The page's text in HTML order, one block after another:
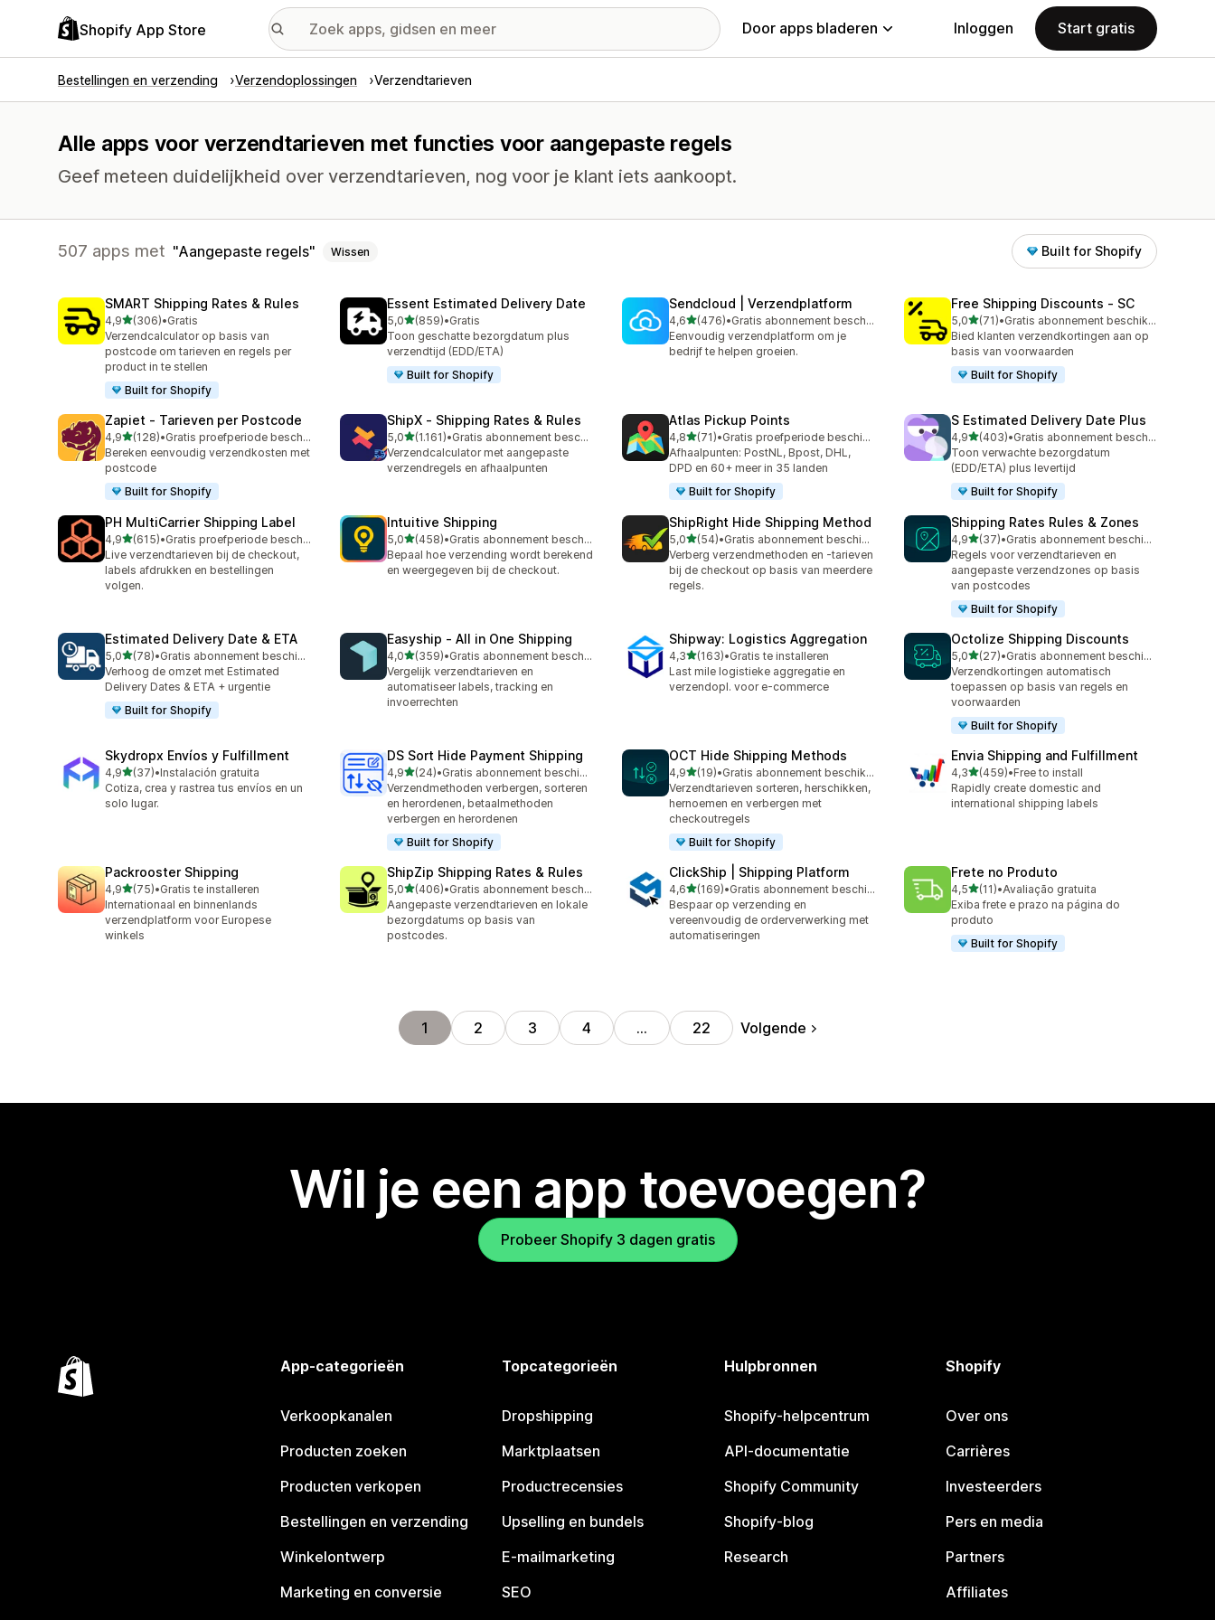
Shopify App Store Door apps bladeren Inloggen Start gratis
Bestellingen en verzending Verzendoplossingen Verzendtarieven
Alle apps voor verzendtarieven met functies voor aangepaste regels
Geef meteen duidelijkheid over verzendtarieven, nog voor je klant iets aankoopt.
507 apps met Aangepaste regels Wissen Built for Shopify
SMART Shipping Rates & Rules
4,9van 5 sterren
(306)
306 recensies in totaal
•Gratis
Verzendcalculator op basis van
postcode om tarieven en regels per
product in te stellen
Built for Shopify
Essent Estimated Delivery Date
5,0van 5 sterren
(859)
859 recensies in totaal
•Gratis
Toon geschatte bezorgdatum plus
verzendtijd (EDD/ETA)
Built for Shopify
Sendcloud | Verzendplatform
4,6van 5 sterren
(476)
476 recensies in totaal
•
Gratis abonnement beschikbaar
Eenvoudig verzendplatform om je
bedrijf te helpen groeien.
Free Shipping Discounts ‑ SC
5,0van 5 sterren
(71)
71 recensies in totaal
•
Gratis abonnement beschikbaar
Bied klanten verzendkortingen aan op
basis van voorwaarden
Built for Shopify
Zapiet ‑ Tarieven per Postcode
4,9van 5 sterren
(128)
128 recensies in totaal
•
Gratis proefperiode beschikbaar
Bereken eenvoudig verzendkosten met
postcode
Built for Shopify
ShipX ‑ Shipping Rates & Rules
5,0van 5 sterren
(1.161)
1161 recensies in totaal
•
Gratis abonnement beschikbaar
Verzendcalculator met aangepaste
verzendregels en afhaalpunten
Atlas Pickup Points
4,8van 5 sterren
(71)
71 recensies in totaal
•
Gratis proefperiode beschikbaar
Afhaalpunten: PostNL, Bpost, DHL,
DPD en 60+ meer in 35 landen
Built for Shopify
S Estimated Delivery Date Plus
4,9van 5 sterren
(403)
403 recensies in totaal
•
Gratis abonnement beschikbaar
Toon verwachte bezorgdatum
(EDD/ETA) plus levertijd
Built for Shopify
PH MultiCarrier Shipping Label
4,9van 5 sterren
(615)
615 recensies in totaal
•
Gratis proefperiode beschikbaar
Live verzendtarieven bij de checkout,
labels afdrukken en bestellingen
volgen.
Intuitive Shipping
5,0van 5 sterren
(458)
458 recensies in totaal
•
Gratis abonnement beschikbaar
Bepaal hoe verzending wordt berekend
en weergegeven bij de checkout.
ShipRight Hide Shipping Method
5,0van 5 sterren
(54)
54 recensies in totaal
•
Gratis abonnement beschikbaar
Verberg verzendmethoden en -tarieven
bij de checkout op basis van meerdere
regels.
Shipping Rates Rules & Zones
4,9van 5 sterren
(37)
37 recensies in totaal
•
Gratis abonnement beschikbaar
Regels voor verzendtarieven en
aangepaste verzendzones op basis
van postcodes
Built for Shopify
Estimated Delivery Date & ETA
5,0van 5 sterren
(78)
78 recensies in totaal
•
Gratis abonnement beschikbaar
Verhoog de omzet met Estimated
Delivery Dates & ETA + urgentie
Built for Shopify
Easyship ‑ All in One Shipping
4,0van 5 sterren
(359)
359 recensies in totaal
•
Gratis abonnement beschikbaar
Vergelijk verzendtarieven en
automatiseer labels, tracking en
invoerrechten
Shipway: Logistics Aggregation
4,3van 5 sterren
(163)
163 recensies in totaal
•Gratis te installeren
Last mile logistieke aggregatie en
verzendopl. voor e-commerce
Octolize Shipping Discounts
5,0van 5 sterren
(27)
27 recensies in totaal
•
Gratis abonnement beschikbaar
Verzendkortingen automatisch
toepassen op basis van regels en
voorwaarden
Built for Shopify
Skydropx Envíos y Fulfillment
4,9van 5 sterren
(37)
37 recensies in totaal
•Instalación gratuita
Cotiza, crea y rastrea tus envíos en un
solo lugar.
DS Sort Hide Payment Shipping
4,9van 5 sterren
(24)
24 recensies in totaal
•
Gratis abonnement beschikbaar
Verzendmethoden verbergen, sorteren
en herordenen, betaalmethoden
verbergen en herordenen
Built for Shopify
OCT Hide Shipping Methods
4,9van 5 sterren
(19)
19 recensies in totaal
•
Gratis abonnement beschikbaar
Verzendtarieven sorteren, herschikken,
hernoemen en verbergen met
checkoutregels
Built for Shopify
Envia Shipping and Fulfillment
4,3van 5 sterren
(459)
459 recensies in totaal
•Free to install
Rapidly create domestic and
international shipping labels
Packrooster Shipping
4,9van 5 sterren
(75)
75 recensies in totaal
•Gratis te installeren
Internationaal en binnenlands
verzendplatform voor Europese
winkels
ShipZip Shipping Rates & Rules
5,0van 5 sterren
(406)
406 recensies in totaal
•
Gratis abonnement beschikbaar
Aangepaste verzendtarieven en lokale
bezorgdatums op basis van
postcodes.
ClickShip | Shipping Platform
4,6van 5 sterren
(169)
169 recensies in totaal
•
Gratis abonnement beschikbaar
Bespaar op verzending en
vereenvoudig de orderverwerking met
automatiseringen
Frete no Produto
4,5van 5 sterren
(11)
11 recensies in totaal
•Avaliação gratuita
Exiba frete e prazo na página do
produto
Built for Shopify
1 2 3 4 … 22 Volgende
Wil je een app toevoegen?
Probeer Shopify 3 dagen gratis
App-categorieën
Verkoopkanalen
Producten zoeken
Producten verkopen
Bestellingen en verzending
Winkelontwerp
Marketing en conversie
Topcategorieën
Dropshipping
Marktplaatsen
Productrecensies
Upselling en bundels
E-mailmarketing
SEO
Hulpbronnen
Shopify-helpcentrum
API-documentatie
Shopify Community
Shopify-blog
Research
Shopify
Over ons
Carrières
Investeerders
Pers en media
Partners
Affiliates